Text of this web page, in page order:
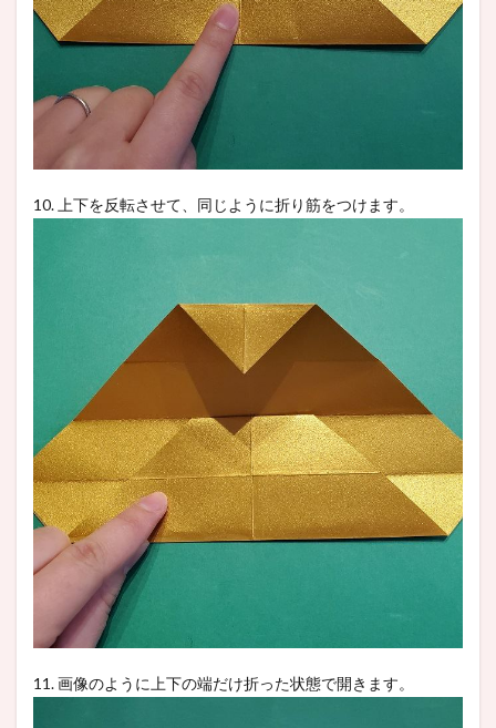
10. 上下を反転させて、同じように折り筋をつけます。
11. 画像のように上下の端だけ折った状態で開きます。